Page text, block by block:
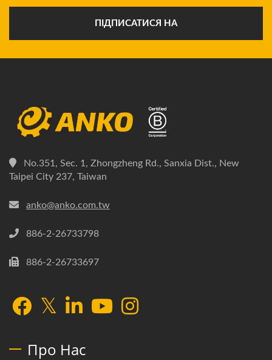
ПІДПИСАТИСЯ НА
No.351, Sec. 1, Zhongzheng Rd., Sanxia Dist., New
Taipei City 237, Taiwan
anko@anko.com.tw
886-2-26733798
886-2-26733697
Про Нас